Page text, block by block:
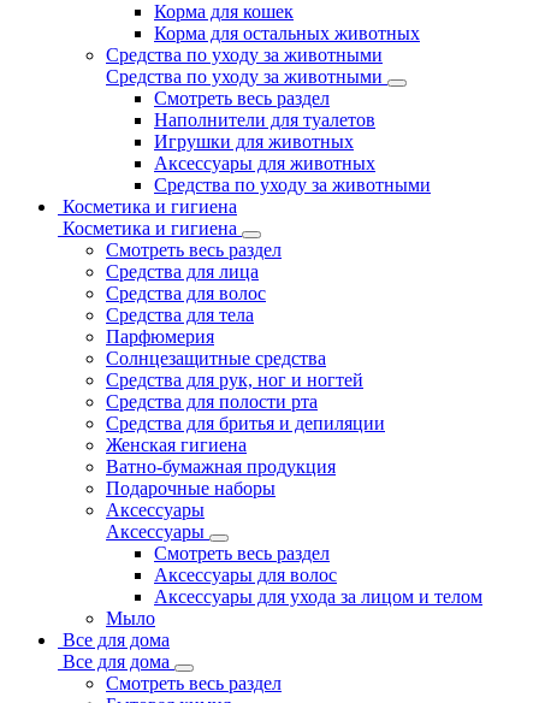
Корма для кошек
Корма для остальных животных
Средства по уходу за животными
Средства по уходу за животными
Смотреть весь раздел
Наполнители для туалетов
Игрушки для животных
Аксессуары для животных
Средства по уходу за животными
Косметика и гигиена
Косметика и гигиена
Смотреть весь раздел
Средства для лица
Средства для волос
Средства для тела
Парфюмерия
Солнцезащитные средства
Средства для рук, ног и ногтей
Средства для полости рта
Средства для бритья и депиляции
Женская гигиена
Ватно-бумажная продукция
Подарочные наборы
Аксессуары
Аксессуары
Смотреть весь раздел
Аксессуары для волос
Аксессуары для ухода за лицом и телом
Мыло
Все для дома
Все для дома
Смотреть весь раздел